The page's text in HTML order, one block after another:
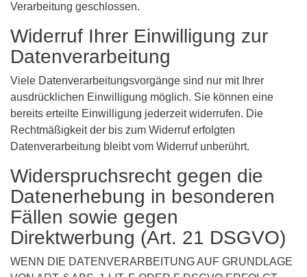
Verarbeitung geschlossen.
Widerruf Ihrer Einwilligung zur
Datenverarbeitung
Viele Datenverarbeitungsvorgänge sind nur mit Ihrer
ausdrücklichen Einwilligung möglich. Sie können eine
bereits erteilte Einwilligung jederzeit widerrufen. Die
Rechtmäßigkeit der bis zum Widerruf erfolgten
Datenverarbeitung bleibt vom Widerruf unberührt.
Widerspruchsrecht gegen die
Datenerhebung in besonderen
Fällen sowie gegen
Direktwerbung (Art. 21 DSGVO)
WENN DIE DATENVERARBEITUNG AUF GRUNDLAGE